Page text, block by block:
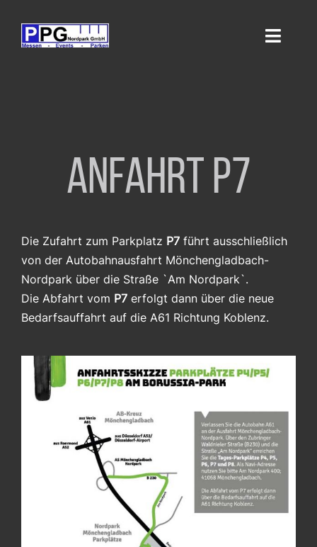
Inhalt
springen
Toggle
Werbung
Jobs
Shop
Blog
Anfahrt P7
Die Zufahrt zum Parkplatz P7führt ausschließlich
von der Autobahnausfahrt Mönchengladbach-
Nordpark über die Straße `Am Nordpark`.
Die Abfahrt vom P7erfolgt dann über die neue
Bedarfsauffahrt auf die A61 Richtung Koblenz.